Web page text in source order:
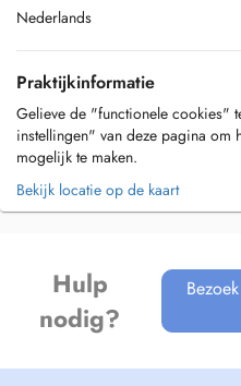
Nederlands
Praktijkinformatie
Gelieve de "functionele cookies"
instellingen" van deze pagina om
mogelijk te maken.
Bekijk locatie op de kaart
Hulp
nodig?